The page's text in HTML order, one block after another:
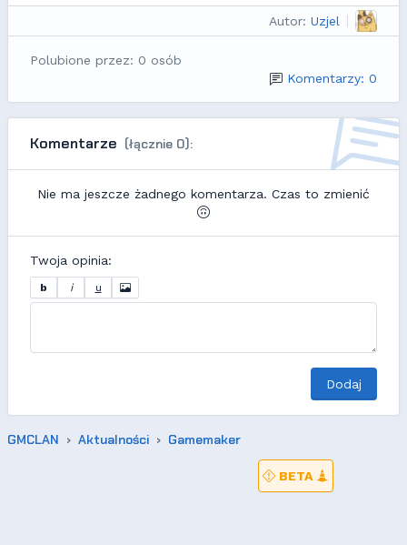
Autor: Uzjel
Polubione przez: 0 osób
Komentarzy: 0
Komentarze (łącznie 0):
Nie ma jeszcze żadnego komentarza. Czas to zmienić
Twoja opinia:
b i u
Dodaj
GMCLAN Aktualności Gamemaker
BETA